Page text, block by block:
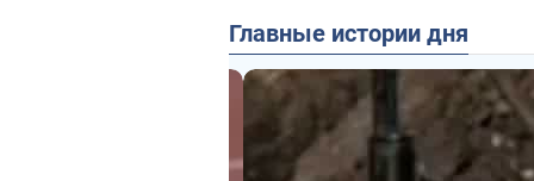
Главные истории дня